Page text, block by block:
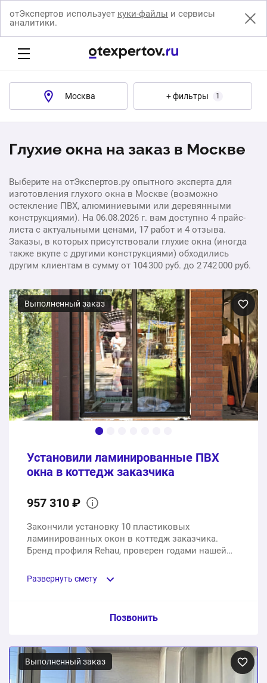
отЭкспертов использует куки-файлы и сервисы
аналитики.
Москва + фильтры 1
Глухие окна на заказ в Москве
Выберите на отЭкспертов.ру опытного эксперта для
изготовления глухого окна в Москве (возможно
остекление ПВХ, алюминиевыми или деревянными
конструкциями). На 06.08.2026 г. вам доступно 4 прайс-
листа с актуальными ценами, 17 работ и 4 отзыва.
Заказы, в которых присутствовали глухие окна (иногда
также вкупе с другими конструкциями) обходились
другим клиентам в сумму от 104 300 руб. до 2 742 000 руб.
Выполненный заказ
Установили ламинированные ПВХ
окна в коттедж заказчика
957 310 ₽
Закончили установку 10 пластиковых
ламинированных окон в коттедж заказчика.
Бренд профиля Rehau, проверен годами нашей
Развернуть смету
Пункт сметы / Ед. изм. / Цена
Ламинированные ПВХ окна с установкой под ключ
10 шт.
Позвонить
Выполненный заказ